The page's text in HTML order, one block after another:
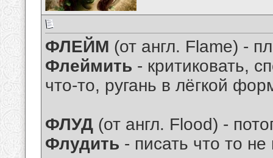
ФЛЕЙМ (от англ. Flame) -
Флеймить - критиковать,
что-то, ругань в лёгкой
ФЛУД (от англ. Flood) -
Флудить - писать что то